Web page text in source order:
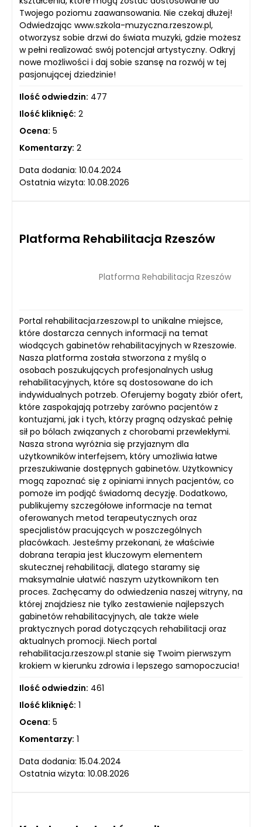
Twojego poziomu zaawansowania. Nie czekaj dłużej!
Odwiedzając www.szkola-muzyczna.rzeszow.pl,
otworzysz sobie drzwi do świata muzyki, gdzie możesz
w pełni realizować swój potencjał artystyczny. Odkryj
nowe możliwości i daj sobie szansę na rozwój w tej
pasjonującej dziedzinie!
Ilość odwiedzin: 477
Ilość kliknięć: 2
Ocena: 5
Komentarzy: 2
Data dodania: 10.04.2024
Ostatnia wizyta: 10.08.2026
Platforma Rehabilitacja Rzeszów
Platforma Rehabilitacja Rzeszów
Portal rehabilitacja.rzeszow.pl to unikalne miejsce,
które dostarcza cennych informacji na temat
wiodących gabinetów rehabilitacyjnych w Rzeszowie.
Nasza platforma została stworzona z myślą o
osobach poszukujących profesjonalnych usług
rehabilitacyjnych, które są dostosowane do ich
indywidualnych potrzeb. Oferujemy bogaty zbiór ofert,
które zaspokajają potrzeby zarówno pacjentów z
kontuzjami, jak i tych, którzy pragną odzyskać pełnię
sił po bólach związanych z chorobami przewlekłymi.
Nasza strona wyróżnia się przyjaznym dla
użytkowników interfejsem, który umożliwia łatwe
przeszukiwanie dostępnych gabinetów. Użytkownicy
mogą zapoznać się z opiniami innych pacjentów, co
pomoże im podjąć świadomą decyzję. Dodatkowo,
publikujemy szczegółowe informacje na temat
oferowanych metod terapeutycznych oraz
specjalistów pracujących w poszczególnych
placówkach. Jesteśmy przekonani, że właściwie
dobrana terapia jest kluczowym elementem
skutecznej rehabilitacji, dlatego staramy się
maksymalnie ułatwić naszym użytkownikom ten
proces. Zachęcamy do odwiedzenia naszej witryny, na
której znajdziesz nie tylko zestawienie najlepszych
gabinetów rehabilitacyjnych, ale także wiele
praktycznych porad dotyczących rehabilitacji oraz
aktualnych promocji. Niech portal
rehabilitacja.rzeszow.pl stanie się Twoim pierwszym
krokiem w kierunku zdrowia i lepszego samopoczucia!
Ilość odwiedzin: 461
Ilość kliknięć: 1
Ocena: 5
Komentarzy: 1
Data dodania: 15.04.2024
Ostatnia wizyta: 10.08.2026